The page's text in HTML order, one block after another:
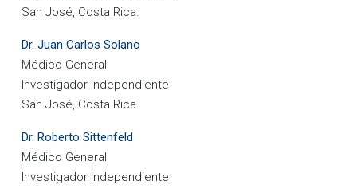
San José, Costa Rica.
Dr. Juan Carlos Solano
Médico General
Investigador independiente
San José, Costa Rica.
Dr. Roberto Sittenfeld
Médico General
Investigador independiente